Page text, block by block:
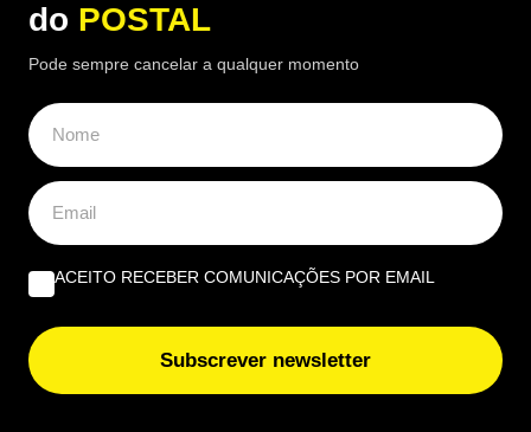
“Considero insuficiente”: reformada de
67 anos recebe 1.790€ mas considera a
pensão ‘injusta’
Depois de 25 anos a trabalhar como auxiliar de
do POSTAL
Pode sempre cancelar a qualquer momento
ACEITO RECEBER COMUNICAÇÕES POR EMAIL
Subscrever newsletter